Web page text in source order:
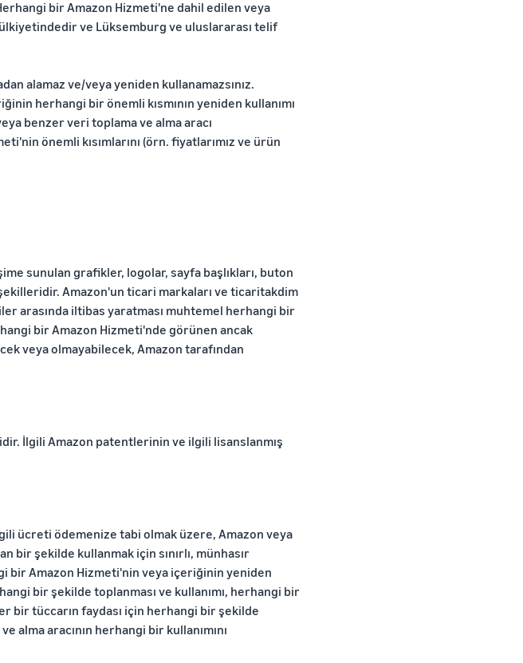
bir Amazon Hizmeti'ne dahil edilen veya
ve Lüksemburg ve uluslararası telif
alamaz ve/veya yeniden kullanamazsınız.
herhangi bir önemli kısmının yeniden kullanımı
benzer veri toplama ve alma aracı
önemli kısımlarını (örn. fiyatlarımız ve ürün
sunulan grafikler, logolar, sayfa başlıkları, buton
Amazon'un ticari markaları ve ticaritakdim
arasında iltibas yaratması muhtemel herhangi bir
bir Amazon Hizmeti'nde görünen ancak
veya olmayabilecek, Amazon tarafından
İlgili Amazon patentlerinin ve ilgili lisanslanmış
ücreti ödemenize tabi olmak üzere, Amazon veya
bir şekilde kullanmak için sınırlı, münhasır
bir Amazon Hizmeti'nin veya içeriğinin yeniden
bir şekilde toplanması ve kullanımı, herhangi bir
bir tüccarın faydası için herhangi bir şekilde
aracının herhangi bir kullanımını